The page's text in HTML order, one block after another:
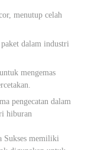
menutup celah
dalam industri
mengemas
pengecatan dalam
hiburan
Sukses memiliki